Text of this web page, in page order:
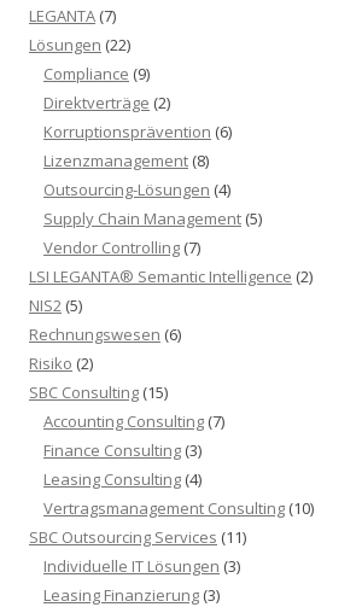
LEGANTA (7)
Lösungen (22)
Compliance (9)
Direktverträge (2)
Korruptionsprävention (6)
Lizenzmanagement (8)
Outsourcing-Lösungen (4)
Supply Chain Management (5)
Vendor Controlling (7)
LSI LEGANTA® Semantic Intelligence (2)
NIS2 (5)
Rechnungswesen (6)
Risiko (2)
SBC Consulting (15)
Accounting Consulting (7)
Finance Consulting (3)
Leasing Consulting (4)
Vertragsmanagement Consulting (10)
SBC Outsourcing Services (11)
Individuelle IT Lösungen (3)
Leasing Finanzierung (3)